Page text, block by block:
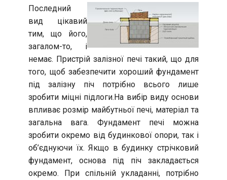
Последний
вид цікавий
тим, що його,
загалом-то, і
немає. Пристрій залізної печі такий, що для
того, щоб забезпечити хороший фундамент
під залізну піч потрібно всього лише
зробити міцні підлоги.На вибір виду основи
впливає розмір майбутньої печі, матеріал та
загальна вага. Фундамент печі можна
зробити окремо від будинкової опори, так і
об’єднуючи їх. Якщо в будинку стрічковий
фундамент, основа під піч закладається
окремо. При спільній укладанні, потрібно